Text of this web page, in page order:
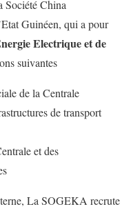
Société China
Guinéen, qui a pour
Electrique et de
suivantes
de la Centrale
de transport
et des
La SOGEKA recrute